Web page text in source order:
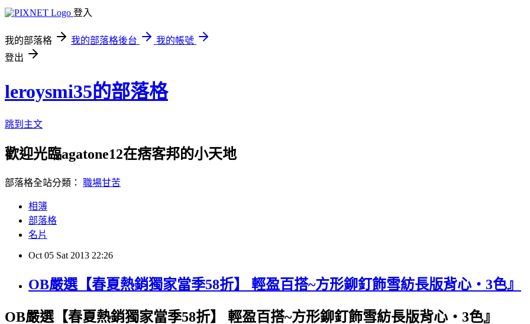
登入
我的部落格 我的部落格後台
我的帳號
登出
leroysmi35的部落格
跳到主文
歡迎光臨agatone12在痞客邦的小天地
部落格全站分類： 職場甘苦
相簿
部落格
名片
Oct 05 Sat 2013 22:26
OB嚴選【春夏熱銷獨家當季58折】 輕盈百搭~方形鉚釘飾雪紡長版背心‧3色』
OB嚴選【春夏熱銷獨家當季58折】 輕盈百搭~方形鉚釘飾雪紡長版背心‧3色』